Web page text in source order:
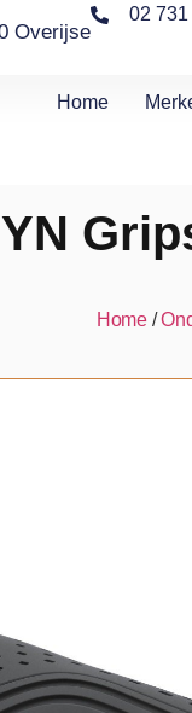
Overijse
02
Home
Home/